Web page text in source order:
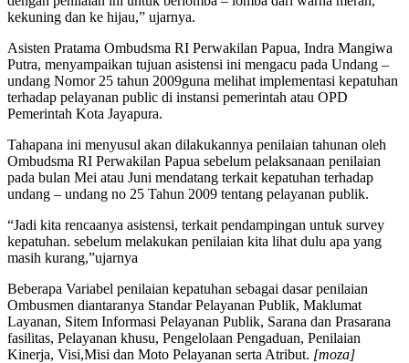
kekuning dan ke hijau,” ujarnya.
Asisten Pratama Ombudsma RI Perwakilan Papua, Indra Mangiwa
Putra, menyampaikan tujuan asistensi ini mengacu pada Undang –
undang Nomor 25 tahun 2009guna melihat implementasi kepatuhan
terhadap pelayanan public di instansi pemerintah atau OPD
Pemerintah Kota Jayapura.
Tahapana ini menyusul akan dilakukannya penilaian tahunan oleh
Ombudsma RI Perwakilan Papua sebelum pelaksanaan penilaian
pada bulan Mei atau Juni mendatang terkait kepatuhan terhadap
undang – undang no 25 Tahun 2009 tentang pelayanan publik.
“Jadi kita rencaanya asistensi, terkait pendampingan untuk survey
kepatuhan. sebelum melakukan penilaian kita lihat dulu apa yang
masih kurang,”ujarnya
Beberapa Variabel penilaian kepatuhan sebagai dasar penilaian
Ombusmen diantaranya Standar Pelayanan Publik, Maklumat
Layanan, Sitem Informasi Pelayanan Publik, Sarana dan Prasarana
fasilitas, Pelayanan khusu, Pengelolaan Pengaduan, Penilaian
Kinerja, Visi,Misi dan Moto Pelayanan serta Atribut. [moza]